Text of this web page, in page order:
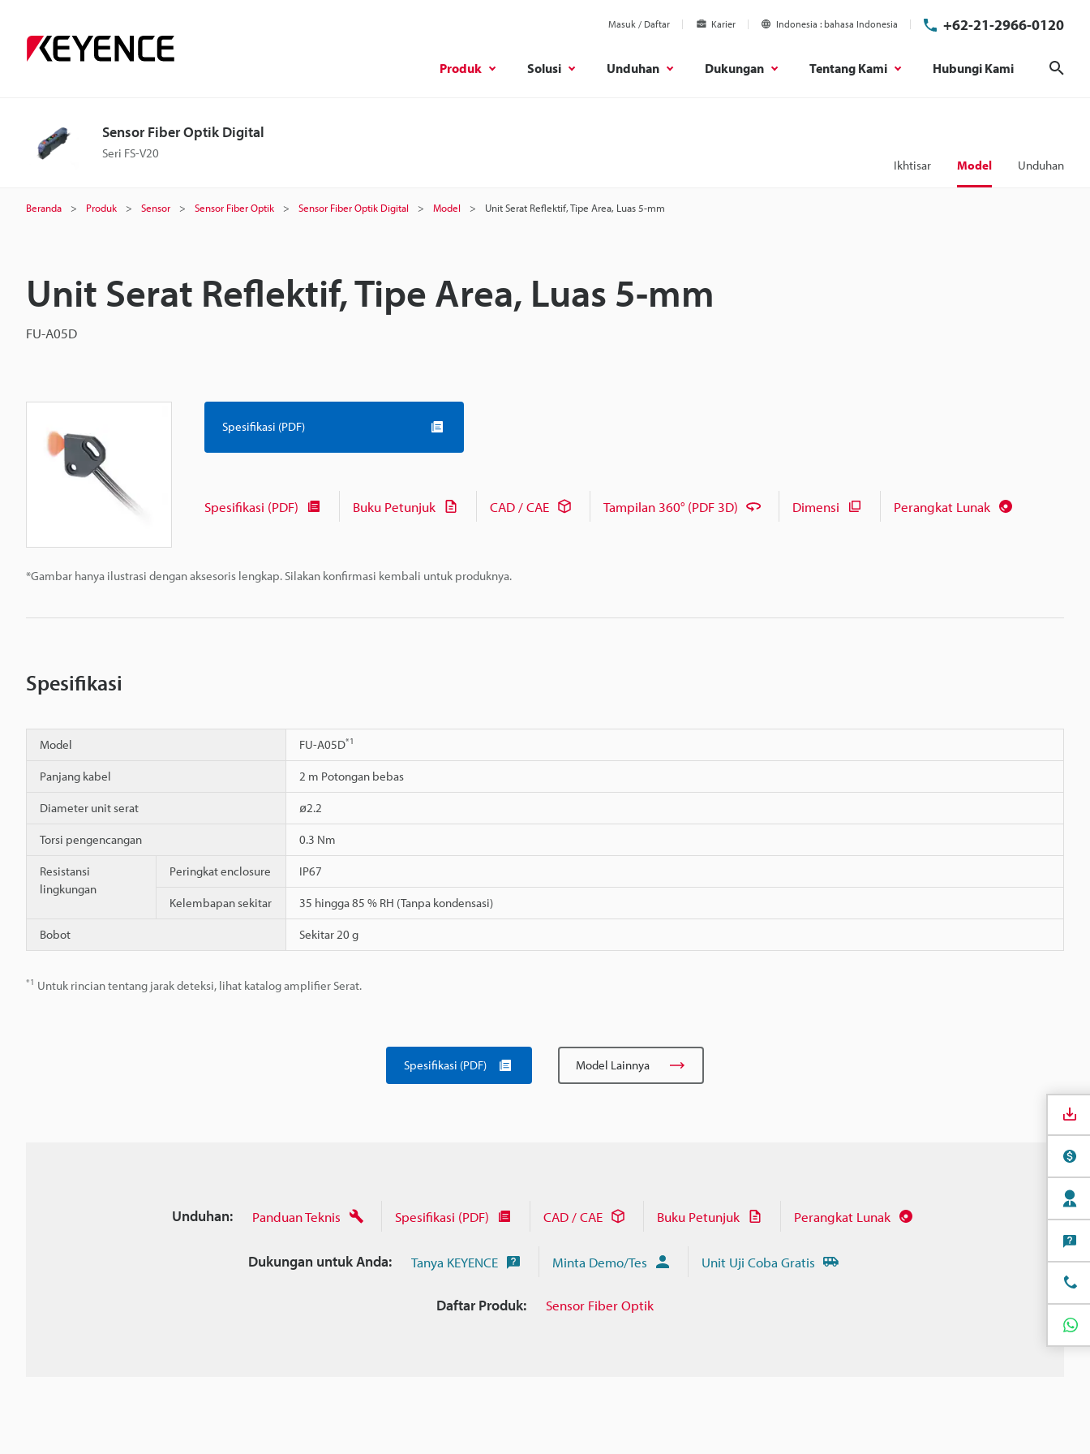
Masuk / Daftar Karier Indonesia bahasa Indonesia +62-21-2966-0120
Produk Solusi Unduhan Dukungan Tentang Kami Hubungi Kami
Sensor Fiber Optik Digital
Seri FS-V20
Ikhtisar Model Unduhan
Beranda Produk Sensor Sensor Fiber Optik Sensor Fiber Optik Digital Model Unit Serat Reflektif, Tipe Area, Luas 5-mm
Unit Serat Reflektif, Tipe Area, Luas 5-mm
FU-A05D
*Gambar hanya ilustrasi dengan aksesoris lengkap. Silakan konfirmasi kembali untuk produknya.
Spesifikasi (PDF)
Spesifikasi (PDF) Buku Petunjuk CAD / CAE Tampilan 360° (PDF 3D) Dimensi Perangkat Lunak
Spesifikasi
Model FU-A05D*1
Panjang kabel 2 m Potongan bebas
Diameter unit serat ø2.2
Torsi pengencangan 0.3 Nm
Resistansi
lingkungan
Peringkat enclosure IP67
Kelembapan sekitar 35 hingga 85 % RH (Tanpa kondensasi)
Bobot Sekitar 20 g
*1 Untuk rincian tentang jarak deteksi, lihat katalog amplifier Serat.
Spesifikasi (PDF) Model Lainnya
Unduhan: Panduan Teknis Spesifikasi (PDF) CAD / CAE Buku Petunjuk Perangkat Lunak
Dukungan untuk Anda: Tanya KEYENCE Minta Demo/Tes Unit Uji Coba Gratis
Daftar Produk: Sensor Fiber Optik